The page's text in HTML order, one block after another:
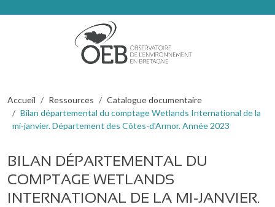
Fil d'Ariane
Accueil Ressources
Catalogue documentaire
Bilan départemental du comptage Wetlands International de la
mi-janvier. Département des Côtes-d'Armor. Année 2023
BILAN DÉPARTEMENTAL DU
COMPTAGE WETLANDS
INTERNATIONAL DE LA MI-JANVIER.